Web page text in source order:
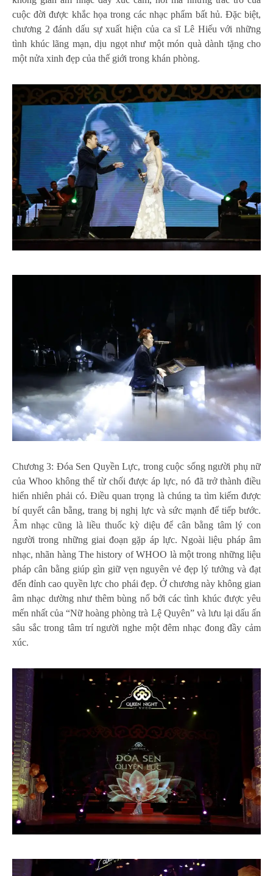
cuộc đời được khắc họa trong các nhạc phẩm bất hủ. Đặc biệt,
chương 2 đánh dấu sự xuất hiện của ca sĩ Lê Hiếu với những
tình khúc lãng mạn, dịu ngọt như một món quà dành tặng cho
một nửa xinh đẹp của thế giới trong khán phòng.
Chương 3: Đóa Sen Quyền Lực, trong cuộc sống người phụ nữ
của Whoo không thể từ chối được áp lực, nó đã trở thành điều
hiển nhiên phải có. Điều quan trọng là chúng ta tìm kiếm được
bí quyết cân bằng, trang bị nghị lực và sức mạnh để tiếp bước.
Âm nhạc cũng là liều thuốc kỳ diệu để cân bằng tâm lý con
người trong những giai đoạn gặp áp lực. Ngoài liệu pháp âm
nhạc, nhãn hàng The history of WHOO là một trong những liệu
pháp cân bằng giúp gìn giữ vẹn nguyên vẻ đẹp lý tưởng và đạt
đến đỉnh cao quyền lực cho phái đẹp. Ở chương này không gian
âm nhạc dường như thêm bùng nổ bởi các tình khúc được yêu
mến nhất của “Nữ hoàng phòng trà Lệ Quyên” và lưu lại dấu ấn
sâu sắc trong tâm trí người nghe một đêm nhạc đong đầy cảm
xúc.